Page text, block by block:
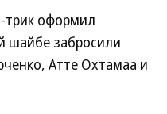
трик оформил
шайбе забросили
Атте Охтамаа и